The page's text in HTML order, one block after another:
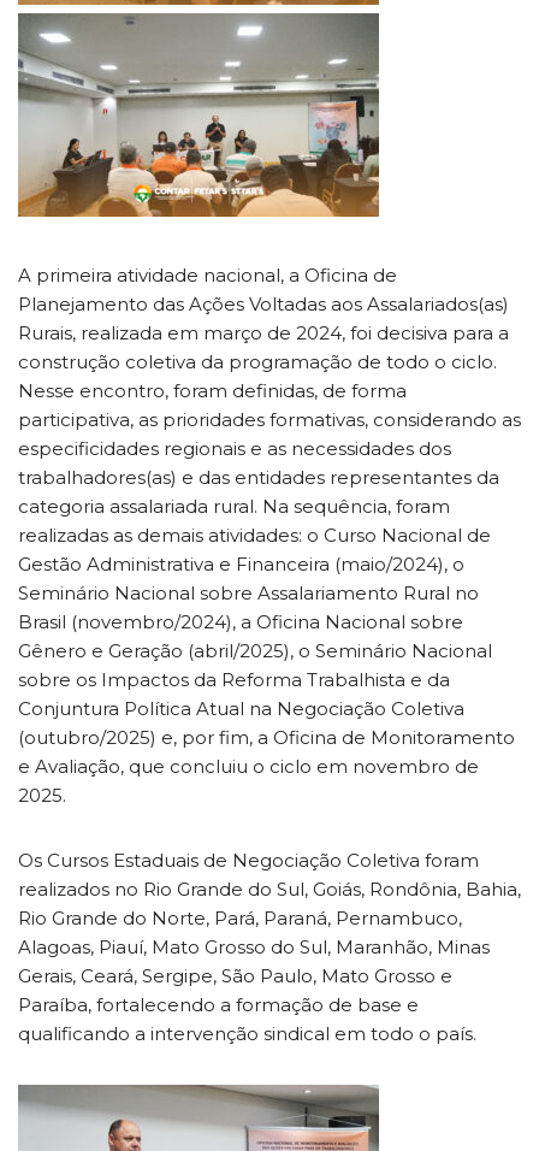
A primeira atividade nacional, a Oficina de
Planejamento das Ações Voltadas aos Assalariados(as)
Rurais, realizada em março de 2024, foi decisiva para a
construção coletiva da programação de todo o ciclo.
Nesse encontro, foram definidas, de forma
participativa, as prioridades formativas, considerando as
especificidades regionais e as necessidades dos
trabalhadores(as) e das entidades representantes da
categoria assalariada rural. Na sequência, foram
realizadas as demais atividades: o Curso Nacional de
Gestão Administrativa e Financeira (maio/2024), o
Seminário Nacional sobre Assalariamento Rural no
Brasil (novembro/2024), a Oficina Nacional sobre
Gênero e Geração (abril/2025), o Seminário Nacional
sobre os Impactos da Reforma Trabalhista e da
Conjuntura Política Atual na Negociação Coletiva
(outubro/2025) e, por fim, a Oficina de Monitoramento
e Avaliação, que concluiu o ciclo em novembro de
2025.
Os Cursos Estaduais de Negociação Coletiva foram
realizados no Rio Grande do Sul, Goiás, Rondônia, Bahia,
Rio Grande do Norte, Pará, Paraná, Pernambuco,
Alagoas, Piauí, Mato Grosso do Sul, Maranhão, Minas
Gerais, Ceará, Sergipe, São Paulo, Mato Grosso e
Paraíba, fortalecendo a formação de base e
qualificando a intervenção sindical em todo o país.